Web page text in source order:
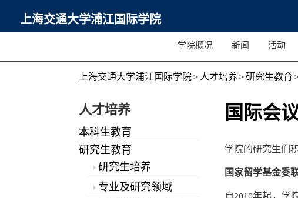
上海交通大学浦江国际学院
学院概况 新闻 活动
上海交通大学浦江国际学院> 人才培养>研究生教育
人才培养
本科生教育
研究生教育
研究生培养
专业及研究领域
国际会
学院的研究生们
国家留学基金委
自2010年起，学